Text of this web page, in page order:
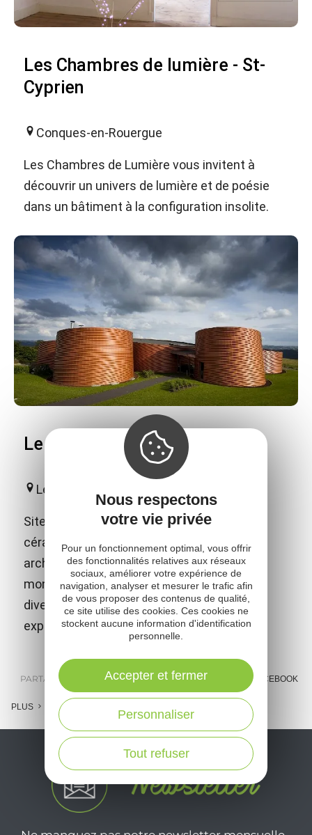
Les Chambres de lumière - St-
Cyprien
Conques-en-Rouergue
Les Chambres de Lumière vous invitent à
découvrir un univers de lumière et de poésie
dans un bâtiment à la configuration insolite.
Le Don du Fel - Poterie du Don
Le Fel
Site européen de référence dédié à la
céramique contemporaine ! D'une audace
architecturale à vous couper le souffle et
mondialement reconnu pour l'étonnante
diversité de ses collections et de ses
expositions temporaires de haut vol.
PARTAGER : E-MAIL MESSENGER FACEBOOK
PLUS
Nous respectons
votre vie privée
Pour un fonctionnement optimal, vous offrir
des fonctionnalités relatives aux réseaux
sociaux, améliorer votre expérience de
navigation, analyser et mesurer le trafic afin
de vous proposer des contenus de qualité,
ce site utilise des cookies. Ces cookies ne
stockent aucune information d'identification
personnelle.
Tout refuser
Personnaliser
Accepter et fermer